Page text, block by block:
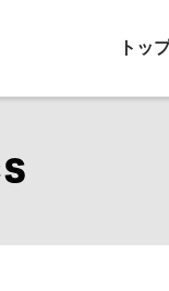
トッ